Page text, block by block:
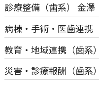
診療整備（歯系）
金
病棟・手術・医歯連携
教育・地域連携（歯系）
災害・診療報酬（歯系）